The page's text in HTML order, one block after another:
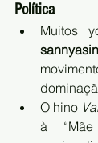
Política
O hino
à